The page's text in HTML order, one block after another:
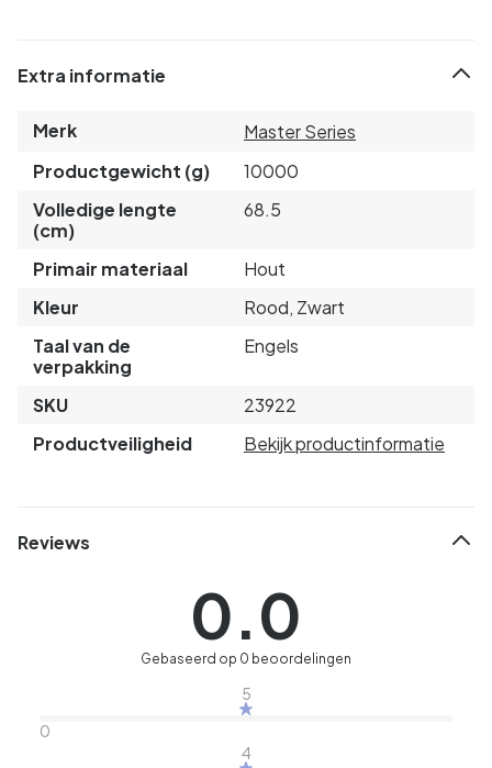
Extra informatie
Merk
Master Series
Productgewicht (g)
10000
Volledige lengte
(cm)
68.5
Primair materiaal
Hout
Kleur
Rood, Zwart
Taal van de
verpakking
Engels
SKU
23922
Productveiligheid
Bekijk productinformatie
Reviews
0.0
Gebaseerd op 0 beoordelingen
5
0
4